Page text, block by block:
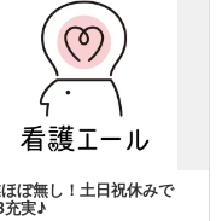
ぼ無し！土日祝休みで
充実♪